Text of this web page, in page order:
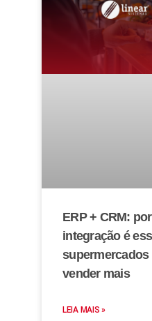
ERP + CRM:
integração é
supermercados
vender mais
LEIA MAIS »